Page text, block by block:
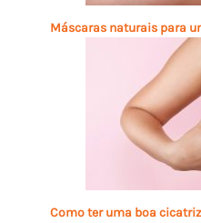
Máscaras naturais para
Como ter uma boa